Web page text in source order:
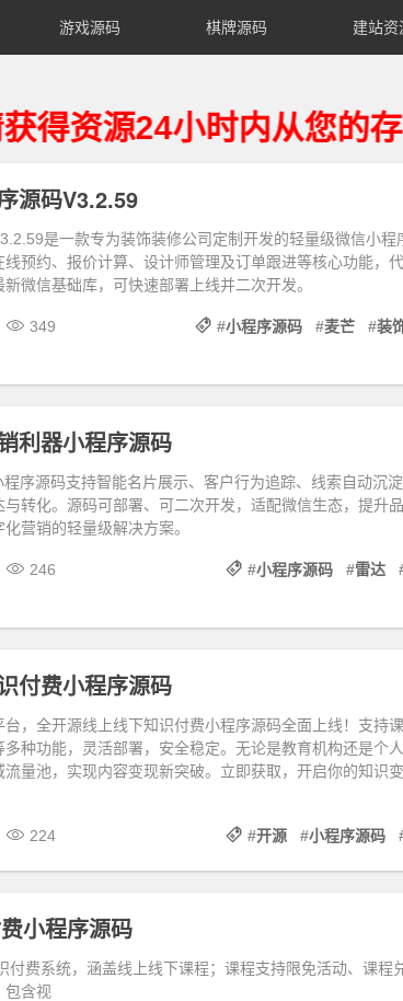
游戏源码 棋牌源码 建站资
24小时内从您的存储设
源码V3.2.59
是一款专为装饰装修公司定制开发的轻量级微信小程
预约、报价计算、设计师管理及订单跟进等核心功能，
微信基础库，可快速部署上线并二次开发。
349 #小程序源码 #麦芒 #装
利器小程序源码
序源码支持智能名片展示、客户行为追踪、线索自动沉
与转化。源码可部署、可二次开发，适配微信生态，提升
营销的轻量级解决方案。
246 #小程序源码 #雷达
付费小程序源码
，全开源线上线下知识付费小程序源码全面上线！支持
种功能，灵活部署，安全稳定。无论是教育机构还是个
量池，实现内容变现新突破。立即获取，开启你的知识
224 #开源 #小程序源码
小程序源码
付费系统，涵盖线上线下课程；课程支持限免活动、课程
包含视